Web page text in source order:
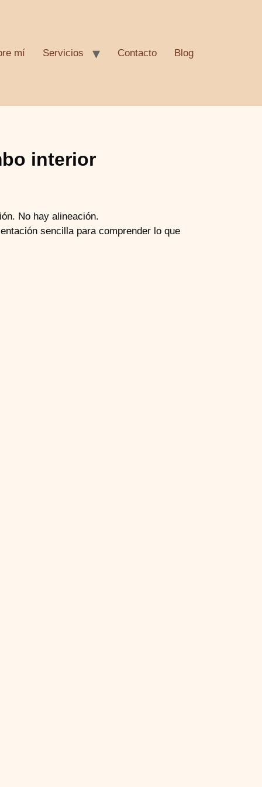
mí Servicios Contacto Blog
interior
No hay alineación.
sencilla para comprender lo que